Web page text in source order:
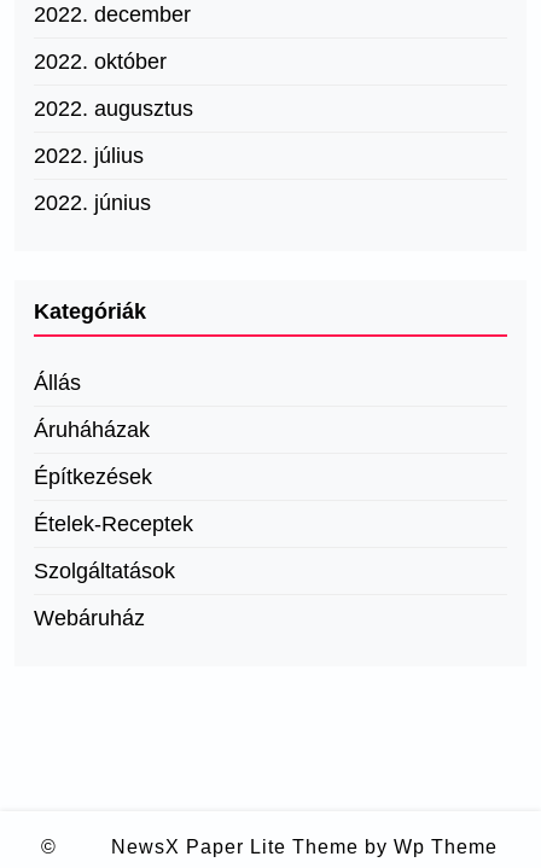
2022. december
2022. október
2022. augusztus
2022. július
2022. június
Kategóriák
Állás
Áruháházak
Építkezések
Ételek-Receptek
Szolgáltatások
Webáruház
©
NewsX Paper Lite Theme by Wp Theme